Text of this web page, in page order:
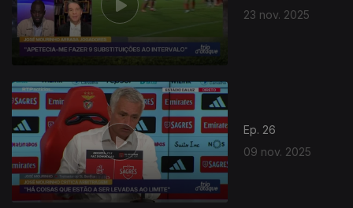
23 nov. 2025
Ep. 26
09 nov. 2025